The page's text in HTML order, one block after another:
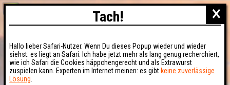
×
Tach!
Hallo lieber Safari-Nutzer. Wenn Du dieses Popup wieder und wieder
siehst: es liegt an Safari. Ich habe jetzt mehr als lang genug recherchiert,
wie ich Safari die Cookies häppchengerecht und als Extrawurst
zuspielen kann. Experten im Internet meinen: es gibt keine zuverlässige
Lösung